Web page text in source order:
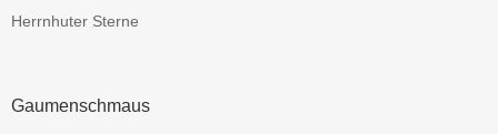
Herrnhuter Sterne
Gaumenschmaus